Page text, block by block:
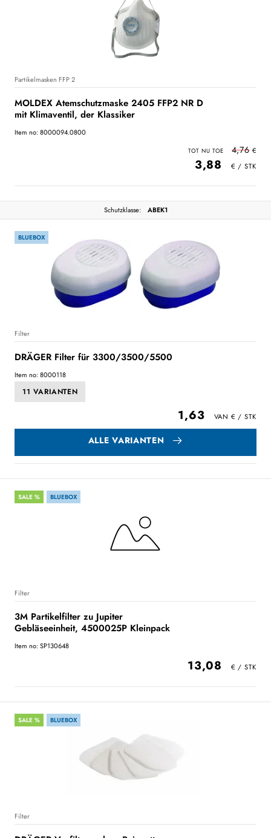
Partikelmasken FFP 2
MOLDEX Atemschutzmaske 2405 FFP2 NR D
mit Klimaventil, der Klassiker
Item no: 8000094.0800
4,76
3,88
Schutzklasse: ABEK1
BLUEBOX
Filter
DRÄGER Filter für 3300/3500/5500
Item no: 8000118
11 VARIANTEN
1,63
ALLE VARIANTEN
SALE % BLUEBOX
Filter
3M Partikelfilter zu Jupiter
Gebläseeinheit, 4500025P Kleinpack
Item no: SP130648
13,08
SALE % BLUEBOX
Filter